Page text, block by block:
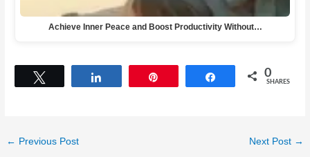
Achieve Inner Peace and Boost Productivity Without…
Share 0
SHARES
← Previous Post Next Post →